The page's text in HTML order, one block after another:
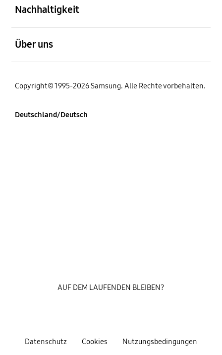
Nachhaltigkeit
Über uns
Copyright© 1995-2026 Samsung. Alle Rechte vorbehalten.
Deutschland/Deutsch
Datenschutz Cookies Nutzungsbedingungen
AUF DEM LAUFENDEN BLEIBEN?